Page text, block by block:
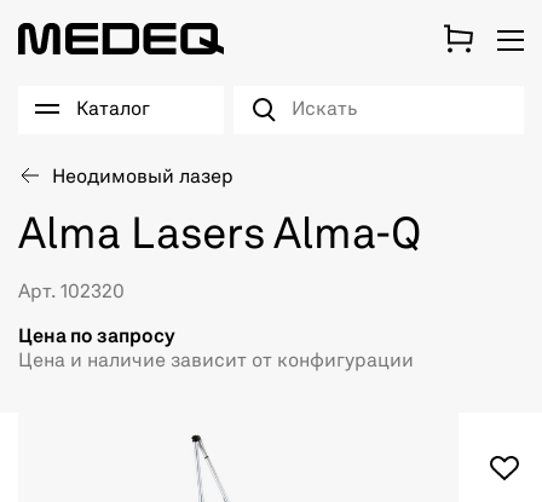
Каталог
Неодимовый лазер
Alma Lasers Alma-Q
Арт. 102320
Цена по запросу
Цена и наличие зависит от конфигурации